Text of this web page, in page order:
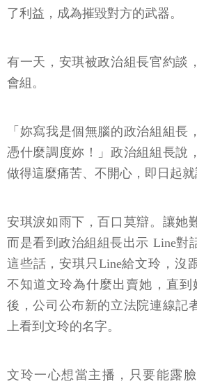
了利益，成為摧毀對方的武器。
有一天，安琪被政治組長官約談
會組。
「妳寫我是個無腦的政治組組長
憑什麼調度妳！」政治組組長說
做得這麼痛苦、不開心，即日起就
安琪淚如雨下，百口莫辯。讓她
而是看到政治組組長出示 Line對
這些話，安琪只Line給文玲，沒
不知道文玲為什麼出賣她，直到
後，公司公布新的立法院連線記
上看到文玲的名字。
文玲一心想當主播，只要能露